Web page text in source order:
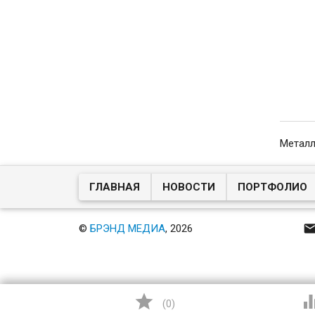
ГЛАВНАЯ НОВОСТИ ПОРТФОЛИО
©БРЭНД МЕДИА, 2026
 (0)